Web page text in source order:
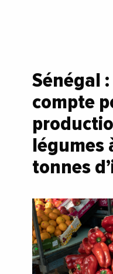
Sénégal :
compte
légumes
tonnes